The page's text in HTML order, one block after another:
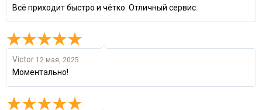
Всё приходит быстро и чётко. Отличный сервис.
Victor 12 мая, 2025
Моментально!